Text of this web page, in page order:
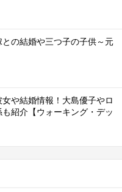
の結婚や三つ子の子供～元
や結婚情報！大島優子やロ
紹介【ウォーキング・デッ